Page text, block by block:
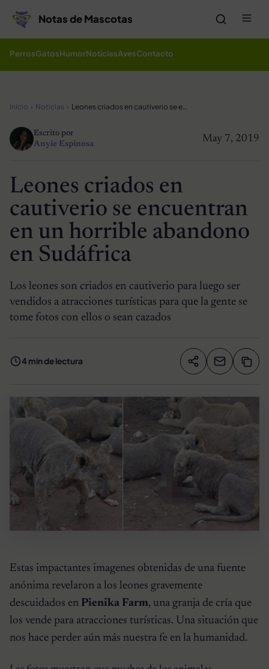
Notas de Mascotas
PerrosGatosHumorNoticiasAvesContacto
Inicio Noticias Leones criados en cautiverio se encuentran en un horrible abandono en Sudáfrica
May 7, 2019
Escrito por
Anyie Espinosa
Leones criados en
cautiverio se encuentran
en un horrible abandono
en Sudáfrica
Los leones son criados en cautiverio para luego ser
vendidos a atracciones turísticas para que la gente se
tome fotos con ellos o sean cazados
4 min de lectura Compartir
Estas impactantes imagenes obtenidas de una fuente
anónima revelaron a los leones gravemente
descuidados en Pienika Farm, una granja de cría que
los vende para atracciones turísticas. Una situación que
nos hace perder aún más nuestra fe en la humanidad.